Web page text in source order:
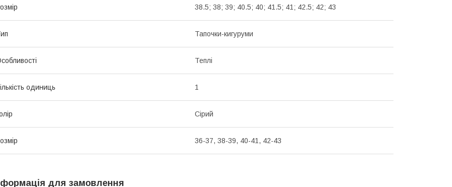
38.5; 38; 39; 40.5; 40; 41.5; 41; 42.5; 42; 43
Тапочки-кигуруми
Теплі
одиниць 1
Сірий
36-37, 38-39, 40-41, 42-43
для замовлення